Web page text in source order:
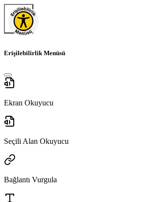
Erişilebilirlik Menüsü
Ekran Okuyucu
Seçili Alan Okuyucu
Bağlantı Vurgula